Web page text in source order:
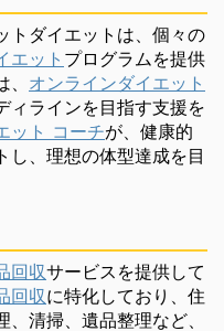
トダイエットは、個々の
エット プログラムを提供
オンラインダイエット
ィラインを目指す支援を
ット コーチが、健康的
し、理想の体型達成を目
回収サービスを提供して
回収に特化しており、住
清掃、遺品整理など、